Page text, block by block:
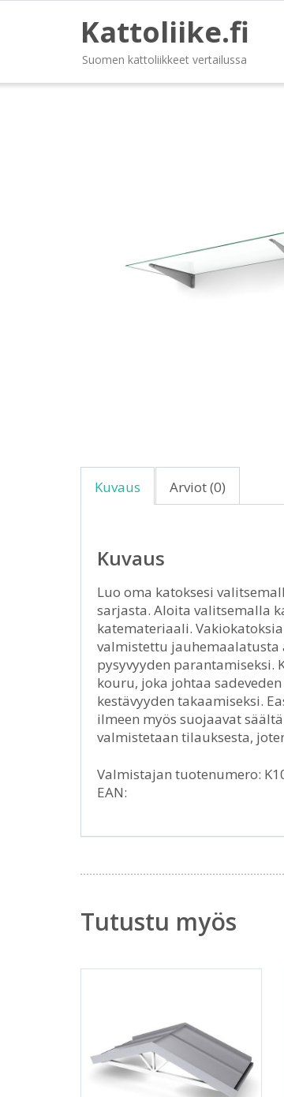
Kattoliike.fi
Suomen kattoliikkeet vertailussa
Kuvaus Arviot (0)
Kuvaus
Luo oma katoksesi
sarjasta. Aloita valitsemalla
katemateriaali.
valmistettu
pysyvyyden parantamiseksi.
kouru, joka johtaa
kestävyyden takaamiseksi.
ilmeen myös suojaavat
valmistetaan tilauksesta,
Valmistajan tuotenumero:
EAN:
Tutustu myös